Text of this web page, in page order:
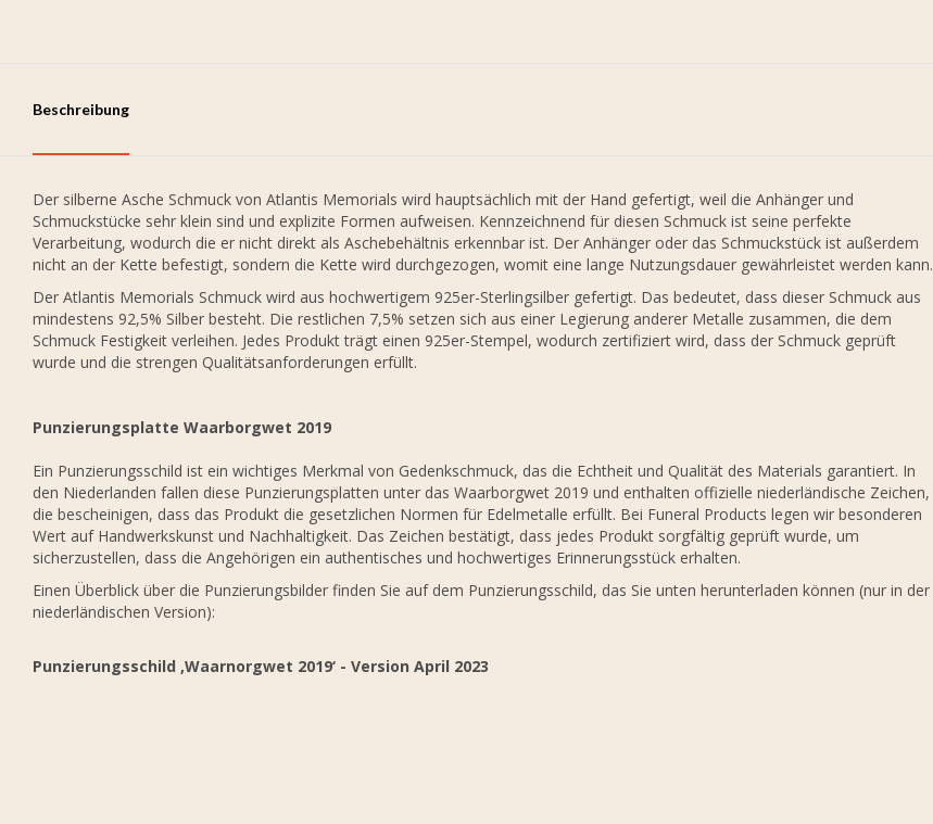
Beschreibung
Der silberne Asche Schmuck von Atlantis Memorials wird hauptsächlich mit der Hand gefertigt, weil die Anhänger und
Schmuckstücke sehr klein sind und explizite Formen aufweisen. Kennzeichnend für diesen Schmuck ist seine perfekte
Verarbeitung, wodurch die er nicht direkt als Aschebehältnis erkennbar ist. Der Anhänger oder das Schmuckstück ist außerdem
nicht an der Kette befestigt, sondern die Kette wird durchgezogen, womit eine lange Nutzungsdauer gewährleistet werden kann.
Der Atlantis Memorials Schmuck wird aus hochwertigem 925er-Sterlingsilber gefertigt. Das bedeutet, dass dieser Schmuck aus
mindestens 92,5% Silber besteht. Die restlichen 7,5% setzen sich aus einer Legierung anderer Metalle zusammen, die dem
Schmuck Festigkeit verleihen. Jedes Produkt trägt einen 925er-Stempel, wodurch zertifiziert wird, dass der Schmuck geprüft
wurde und die strengen Qualitätsanforderungen erfüllt.
Punzierungsplatte Waarborgwet 2019
Ein Punzierungsschild ist ein wichtiges Merkmal von Gedenkschmuck, das die Echtheit und Qualität des Materials garantiert. In
den Niederlanden fallen diese Punzierungsplatten unter das Waarborgwet 2019 und enthalten offizielle niederländische Zeichen,
die bescheinigen, dass das Produkt die gesetzlichen Normen für Edelmetalle erfüllt. Bei Funeral Products legen wir besonderen
Wert auf Handwerkskunst und Nachhaltigkeit. Das Zeichen bestätigt, dass jedes Produkt sorgfältig geprüft wurde, um
sicherzustellen, dass die Angehörigen ein authentisches und hochwertiges Erinnerungsstück erhalten.
Einen Überblick über die Punzierungsbilder finden Sie auf dem Punzierungsschild, das Sie unten herunterladen können (nur in der
niederländischen Version):
Punzierungsschild ‚Waarnorgwet 2019‘ - Version April 2023